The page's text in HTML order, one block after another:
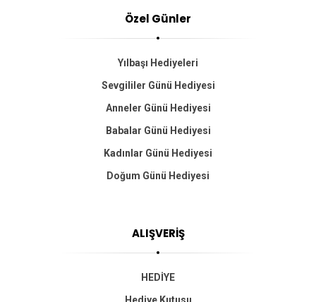
Özel Günler
Yılbaşı Hediyeleri
Sevgililer Günü Hediyesi
Anneler Günü Hediyesi
Babalar Günü Hediyesi
Kadınlar Günü Hediyesi
Doğum Günü Hediyesi
ALIŞVERİŞ
HEDİYE